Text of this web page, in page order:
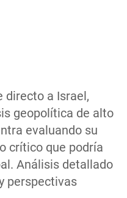
directo a Israel,
geopolítica de alto
evaluando su
crítico que podría
Análisis detallado
perspectivas